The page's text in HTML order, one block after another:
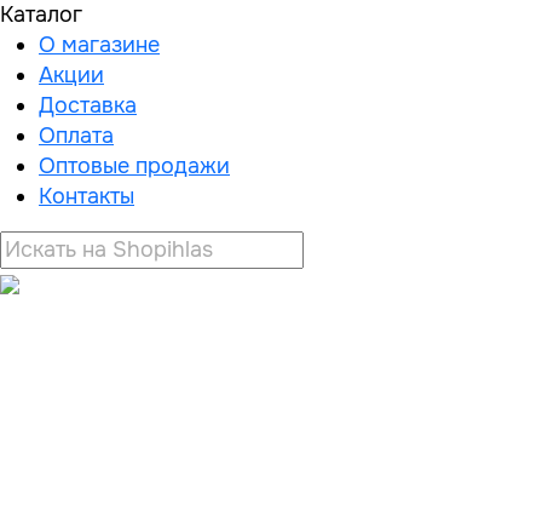
Каталог
О магазине
Акции
Доставка
Оплата
Оптовые продажи
Контакты